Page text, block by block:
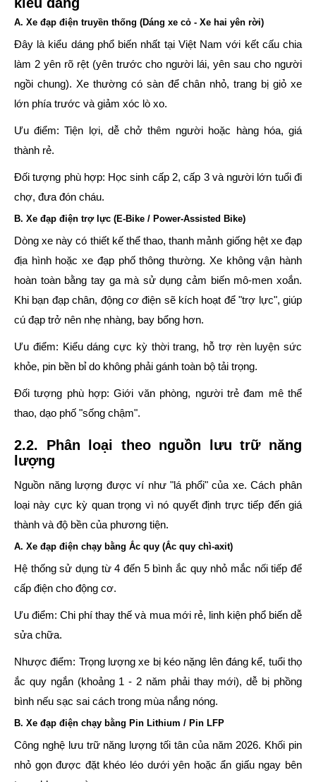
A. Xe đạp điện truyền thống (Dáng xe cỏ - Xe hai yên rời)
Đây là kiểu dáng phổ biến nhất tại Việt Nam với kết cấu chia
làm 2 yên rõ rệt (yên trước cho người lái, yên sau cho người
ngồi chung). Xe thường có sàn để chân nhỏ, trang bị giỏ xe
lớn phía trước và giảm xóc lò xo.
Ưu điểm: Tiện lợi, dễ chở thêm người hoặc hàng hóa, giá
thành rẻ.
Đối tượng phù hợp: Học sinh cấp 2, cấp 3 và người lớn tuổi đi
chợ, đưa đón cháu.
B. Xe đạp điện trợ lực (E-Bike / Power-Assisted Bike)
Dòng xe này có thiết kế thể thao, thanh mảnh giống hệt xe đạp
địa hình hoặc xe đạp phố thông thường. Xe không vận hành
hoàn toàn bằng tay ga mà sử dụng cảm biến mô-men xoắn.
Khi bạn đạp chân, động cơ điện sẽ kích hoạt để "trợ lực", giúp
cú đạp trở nên nhẹ nhàng, bay bổng hơn.
Ưu điểm: Kiểu dáng cực kỳ thời trang, hỗ trợ rèn luyện sức
khỏe, pin bền bỉ do không phải gánh toàn bộ tải trọng.
Đối tượng phù hợp: Giới văn phòng, người trẻ đam mê thể
thao, dạo phố "sống chậm".
2.2. Phân loại theo nguồn lưu trữ năng
lượng
Nguồn năng lượng được ví như "lá phổi" của xe. Cách phân
loại này cực kỳ quan trọng vì nó quyết định trực tiếp đến giá
thành và độ bền của phương tiện.
A. Xe đạp điện chạy bằng Ắc quy (Ắc quy chì-axit)
Hệ thống sử dụng từ 4 đến 5 bình ắc quy nhỏ mắc nối tiếp để
cấp điện cho động cơ.
Ưu điểm: Chi phí thay thế và mua mới rẻ, linh kiện phổ biến dễ
sửa chữa.
Nhược điểm: Trọng lượng xe bị kéo nặng lên đáng kể, tuổi thọ
ắc quy ngắn (khoảng 1 - 2 năm phải thay mới), dễ bị phồng
bình nếu sạc sai cách trong mùa nắng nóng.
B. Xe đạp điện chạy bằng Pin Lithium / Pin LFP
Công nghệ lưu trữ năng lượng tối tân của năm 2026. Khối pin
nhỏ gọn được đặt khéo léo dưới yên hoặc ẩn giấu ngay bên